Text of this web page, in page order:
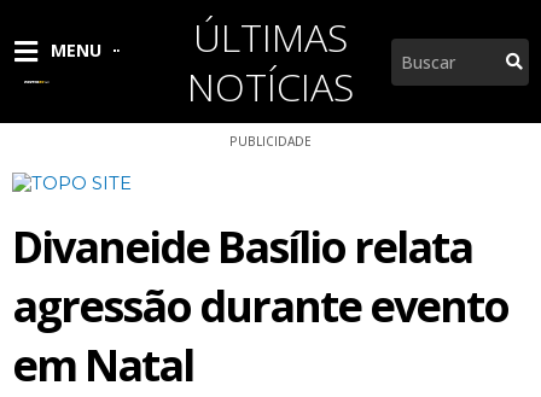
MENU
ÚLTIMAS
NOTÍCIAS
Pesquisar
PUBLICIDADE
Divaneide Basílio relata
agressão durante evento
em Natal